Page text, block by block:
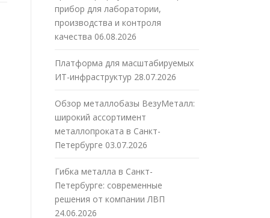
прибор для лаборатории,
производства и контроля
качества 06.08.2026
Платформа для масштабируемых
ИТ-инфраструктур 28.07.2026
Обзор металлобазы ВезуМеталл:
широкий ассортимент
металлопроката в Санкт-
Петербурге 03.07.2026
Гибка металла в Санкт-
Петербурге: современные
решения от компании ЛВП
24.06.2026